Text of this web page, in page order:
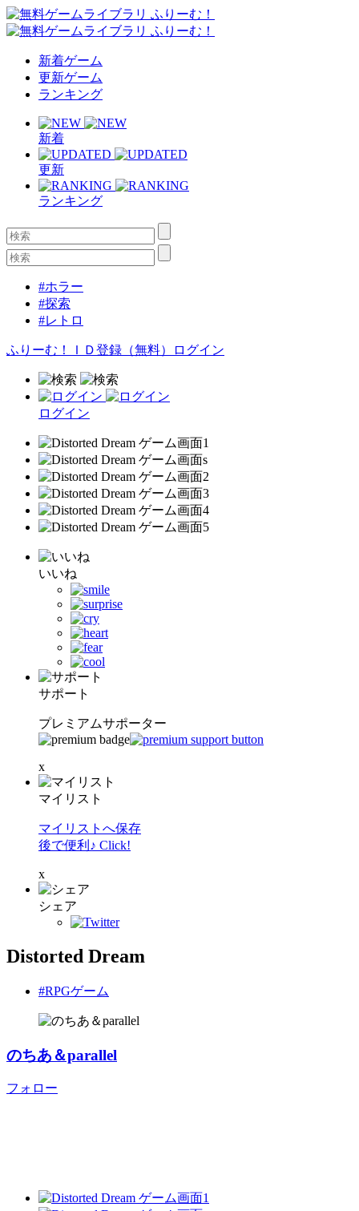
新着ゲーム
更新ゲーム
ランキング
新着
更新
ランキング
#ホラー
#探索
#レトロ
ふりーむ！ＩＤ登録（無料） ログイン
ログイン
いいね
サポート
プレミアムサポーター
x
マイリスト
マイリストへ保存
後で便利♪ Click!
x
シェア
Distorted Dream
#RPGゲーム
のちあ＆parallel
フォロー